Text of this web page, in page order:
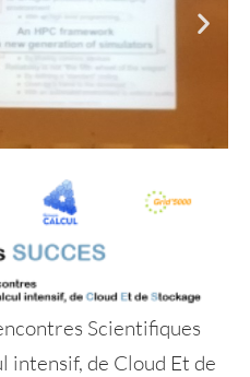
Scientifiques
intensif, de Cloud Et de